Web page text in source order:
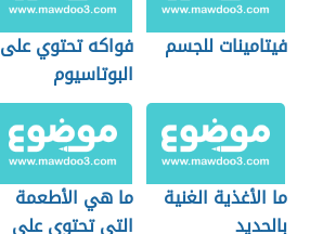
فيتامينات للجسم
فواكه تحتوي على
البوتاسيوم
ما الأغذية الغنية
بالحديد
ما هي الأطعمة
التي تحتوي على